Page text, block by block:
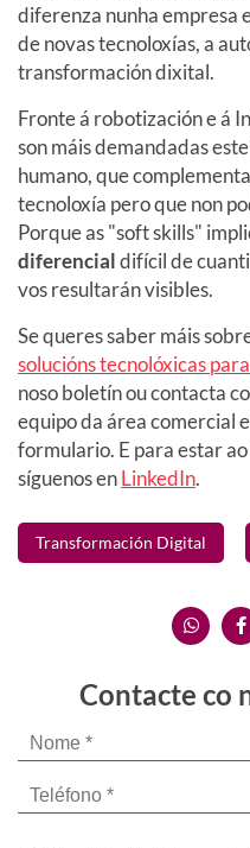
diferenza nunha empresa
de novas tecnoloxías, a
transformación dixital.
Fronte á robotización e á
son máis demandadas
humano, que
tecnoloxía pero que non
Porque as "soft skills"
diferencialdifícil de
vos resultarán visibles.
Se queres saber máis
solucións tecnolóxicas
noso boletín ou contacta
equipo da área comercial
formulario. E para estar
síguenos enLinkedIn.
Transformación Digital
Contacte co